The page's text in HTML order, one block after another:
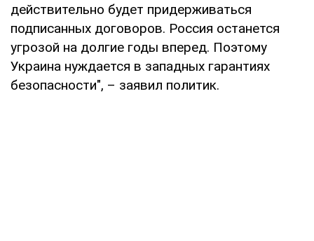
действительно будет придерживаться
подписанных договоров. Россия останется
угрозой на долгие годы вперед. Поэтому
Украина нуждается в западных гарантиях
безопасности", – заявил политик.